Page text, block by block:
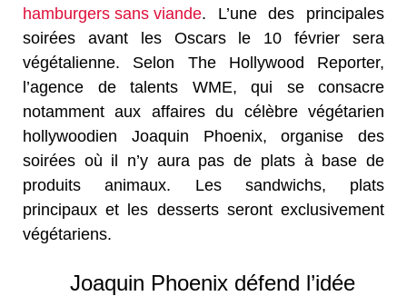
hamburgers sans viande. L’une des principales
soirées avant les Oscars le 10 février sera
végétalienne. Selon The Hollywood Reporter,
l’agence de talents WME, qui se consacre
notamment aux affaires du célèbre végétarien
hollywoodien Joaquin Phoenix, organise des
soirées où il n’y aura pas de plats à base de
produits animaux. Les sandwichs, plats
principaux et les desserts seront exclusivement
végétariens.
Joaquin Phoenix défend l’idée